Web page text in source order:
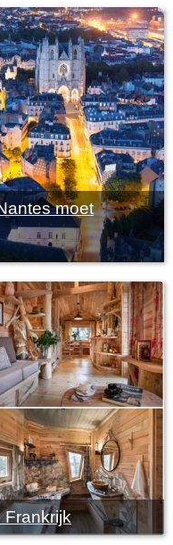
moet
Frankrijk